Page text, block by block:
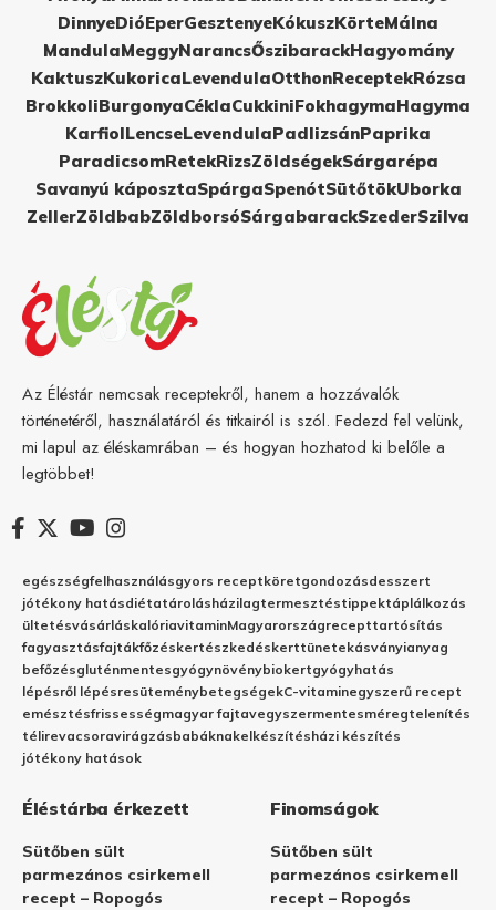
DinnyeDióEperGesztenyeKókuszKörteMálna
MandulaMeggyNarancsŐszibarackHagyomány
KaktuszKukoricaLevendulaOtthonReceptekRózsa
BrokkoliBurgonyaCéklaCukkiniFokhagymaHagyma
KarfiolLencseLevendulaPadlizsánPaprika
ParadicsomRetekRizsZöldségekSárgarépa
Savanyú káposztaSpárgaSpenótSütőtökUborka
ZellerZöldbabZöldborsóSárgabarackSzederSzilva
Az Éléstár nemcsak receptekről, hanem a hozzávalók
történetéről, használatáról és titkairól is szól. Fedezd fel velünk,
mi lapul az éléskamrában – és hogyan hozhatod ki belőle a
legtöbbet!
egészségfelhasználásgyors receptköretgondozásdesszert
jótékony hatásdiétatárolásházilagtermesztéstippektáplálkozás
ültetésvásárláskalóriavitaminMagyarországrecepttartósítás
fagyasztásfajtákfőzéskertészkedéskerttünetekásványianyag
befőzésgluténmentesgyógynövénybiokertgyógyhatás
lépésről lépésresüteménybetegségekC-vitaminegyszerű recept
emésztésfrissességmagyar fajtavegyszermentesméregtelenítés
télirevacsoravirágzásbabáknakelkészítésházi készítés
jótékony hatások
Éléstárba érkezett
Sütőben sült
parmezános csirkemell
recept – Ropogós
Finomságok
Sütőben sült
parmezános csirkemell
recept – Ropogós